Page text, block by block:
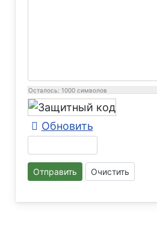
Осталось: 1000 символов
Обновить
Отправить Очистить